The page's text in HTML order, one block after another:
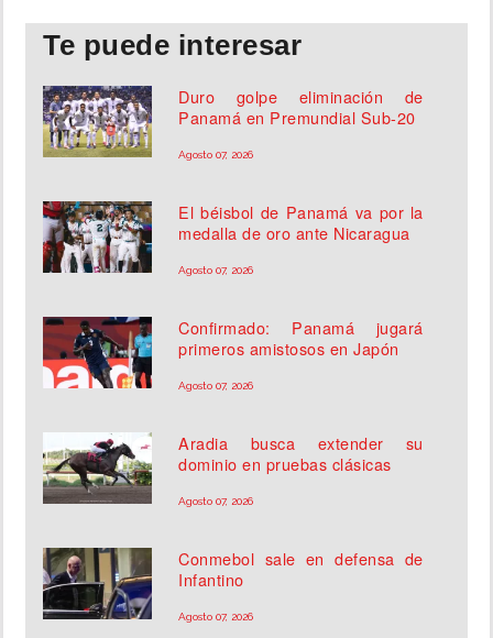
Te puede interesar
Duro golpe eliminación de
Panamá en Premundial Sub-20
Agosto 07, 2026
El béisbol de Panamá va por la
medalla de oro ante Nicaragua
Agosto 07, 2026
Confirmado: Panamá jugará
primeros amistosos en Japón
Agosto 07, 2026
Aradia busca extender su
dominio en pruebas clásicas
Agosto 07, 2026
Conmebol sale en defensa de
Infantino
Agosto 07, 2026